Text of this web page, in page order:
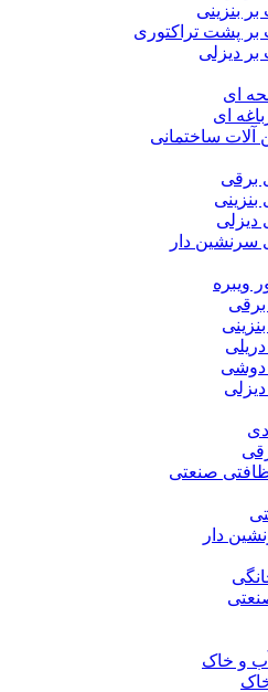
بنزینی
بر پشت تراکتوری
بر دیزلی
ای
ای
آلات ساختمانی
برقی
بنزینی
دیزلی
سرنشین دار
ویبره
برقی
دوشی
صنعتی
دار
و خاک